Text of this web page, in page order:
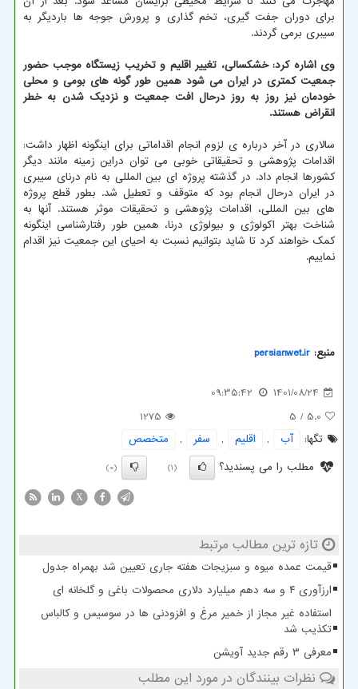
برای دوران جفت گیری، تخم گذاری و پرورش جوجه ها باردیگر به
سیبری برمی گردند.
وی اشاره کرد: خشکسالی، تغییر اقلیم و تخریب زیستگاه موجب حضور
جمعیت کمتری در ایران می شود همین طور گونه های بومی و محلی
خودمان نیز روز به روز درحال افت جمعیت و نزدیک شدن به خطر
انقراض هستند.
سالاری در آخر درباره ی لزوم انجام اقداماتی برای اینگونه اظهار داشت:
اقدامات پژوهشی و تحقیقاتی خوبی می توان دراین زمینه مانند دیگر
کشورها انجام داد. در گذشته پروژه ای بین المللی به نام درنای سیبری
در ایران درحال انجام بود که متوقف و تعطیل شد. بطور قطع پروژه
های بین المللی، اقدامات پژوهشی و تحقیقات موثر هستند. آنها به
شناخت بهتر اکولوژی و بیولوژی درنا، همین طور رفتارشناسی اینگونه
کمک خواهند کرد تا شاید بتوانیم نسبت به احیای این جمعیت نیز اقدام
نماییم.
منبع: persianwet.ir
1401/08/24
09:35:42
5.0
/ 5
1275
تگها:
آب , اقلیم , سفر ,
متخصص
مطلب را می پسندید؟
(1)
(0)
X
تازه ترین مطالب مرتبط
قیمت عمده میوه و سبزیجات هفته جاری تعیین شد بهمراه جدول
ارزآوری ۴ و سه دهم میلیارد دلاری محصولات باغی و گلخانه ای
استفاده غیر مجاز از خمیر مرغ و افزودنی ها در سوسیس و کالباس
تکذیب شد
معرفی ۳ رقم جدید آویشن
نظرات بینندگان در مورد این مطلب